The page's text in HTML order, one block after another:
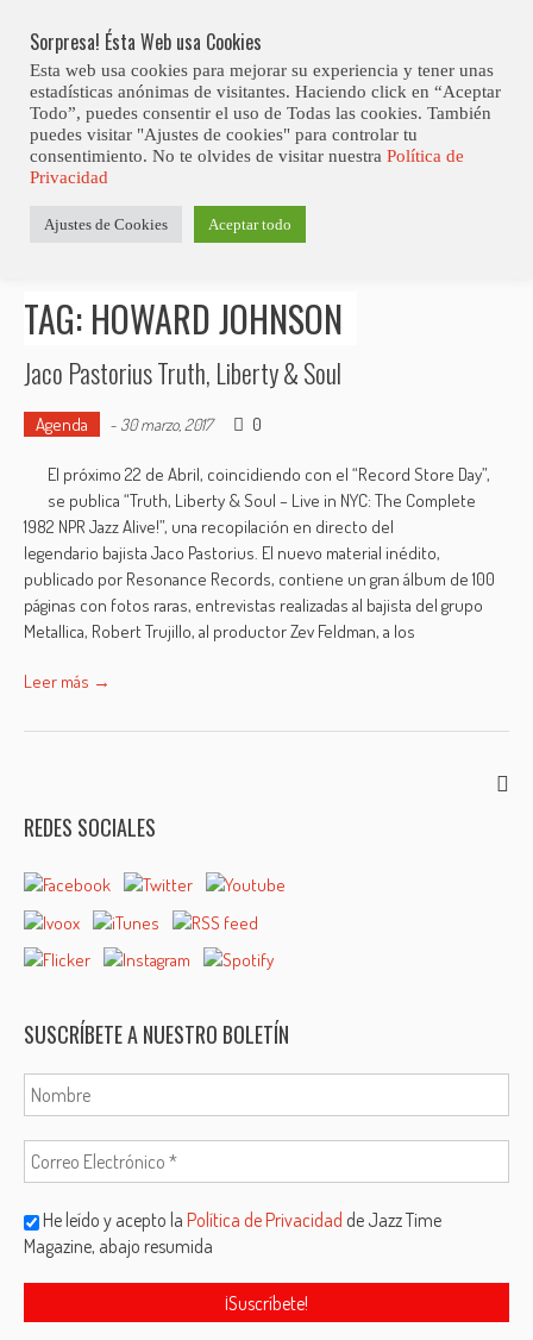
content
Club Contest.
Posts tagged "Howard Johnson"
TAG: HOWARD JOHNSON
Jaco Pastorius Truth, Liberty & Soul
Agenda - 30 marzo, 2017 0
El próximo 22 de Abril, coincidiendo con el “Record Store Day”,
se publica “Truth, Liberty & Soul – Live in NYC: The Complete
1982 NPR Jazz Alive!”, una recopilación en directo del
legendario bajista Jaco Pastorius. El nuevo material inédito,
publicado por Resonance Records, contiene un gran álbum de 100
páginas con fotos raras, entrevistas realizadas al bajista del grupo
Metallica, Robert Trujillo, al productor Zev Feldman, a los
Leer más →
REDES SOCIALES
SUSCRÍBETE A NUESTRO BOLETÍN
He leído y acepto laPolítica de Privacidad de Jazz Time
Magazine, abajo resumida
Sorpresa! Ésta Web usa Cookies
Esta web usa cookies para mejorar su experiencia y tener unas
estadísticas anónimas de visitantes. Haciendo click en “Aceptar
Todo”, puedes consentir el uso de Todas las cookies. También
puedes visitar "Ajustes de cookies" para controlar tu
consentimiento. No te olvides de visitar nuestra Política de
Privacidad
Ajustes de Cookies Aceptar todo